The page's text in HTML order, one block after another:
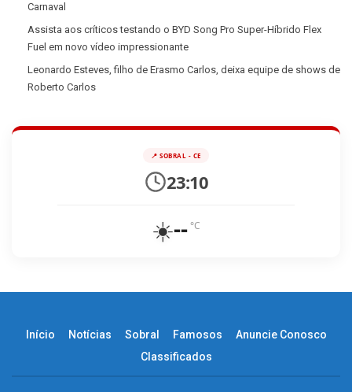
Carnaval
Assista aos críticos testando o BYD Song Pro Super-Híbrido Flex
Fuel em novo vídeo impressionante
Leonardo Esteves, filho de Erasmo Carlos, deixa equipe de shows de
Roberto Carlos
📍 SOBRAL - CE
23:10
☀️-- °C
Início Notícias Sobral Famosos
Anuncie Conosco
Classificados